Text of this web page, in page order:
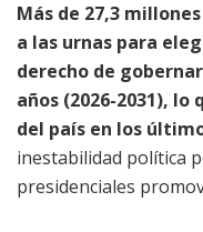
Más de 27,3
a las urnas para
derecho de
años (2026-2031),
del país en los
inestabilidad política
presidenciales